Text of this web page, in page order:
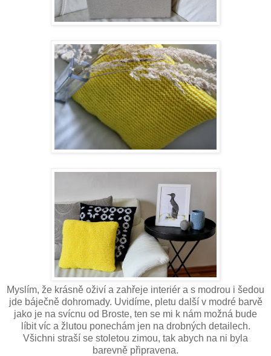
Myslím, že krásně oživí a zahřeje interiér a s modrou i šedou
jde báječně dohromady. Uvidíme, pletu další v modré barvě
jako je na svícnu od Broste, ten se mi k nám možná bude
líbit víc a žlutou ponechám jen na drobných detailech.
Všichni straší se stoletou zimou, tak abych na ni byla
barevně připravena.